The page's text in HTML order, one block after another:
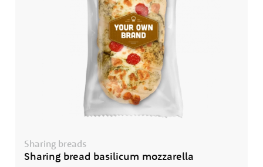
Sharing breads
Sharing bread basilicum mozzarella